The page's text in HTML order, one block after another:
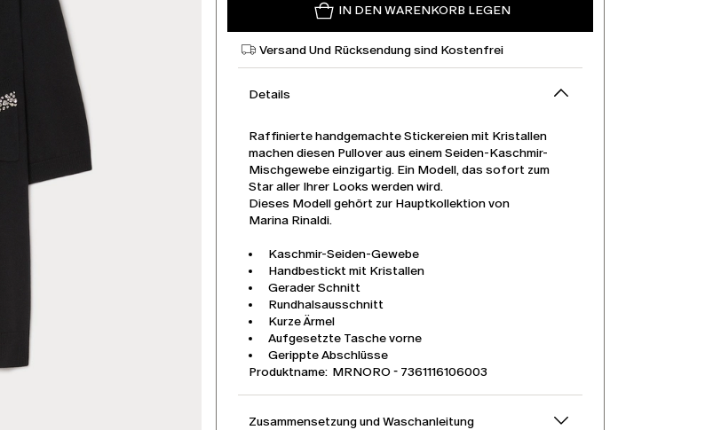
IN DEN WARENKORB LEGEN
Versand Und Rücksendung sind Kostenfrei
Details
Raffinierte handgemachte Stickereien mit Kristallen
machen diesen Pullover aus einem Seiden-Kaschmir-
Mischgewebe einzigartig. Ein Modell, das sofort zum
Star aller Ihrer Looks werden wird.
Dieses Modell gehört zur Hauptkollektion von
Marina Rinaldi.
Kaschmir-Seiden-Gewebe
Handbestickt mit Kristallen
Gerader Schnitt
Rundhalsausschnitt
Kurze Ärmel
Aufgesetzte Tasche vorne
Gerippte Abschlüsse
Produktname: MRNORO - 7361116106003
Zusammensetzung und Waschanleitung